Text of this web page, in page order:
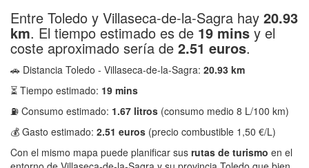
Entre Toledo y Villaseca-de-la-Sagra hay 20.93
km. El tiempo estimado es de 19 minsy el
coste aproximado sería de 2.51 euros.
🚗 Distancia Toledo - Villaseca-de-la-Sagra: 20.93 km
⏳ Tiempo estimado: 19 mins
⛽ Consumo estimado: 1.67 litros (consumo medio 8 L/100 km)
💰 Gasto estimado: 2.51 euros (precio combustible 1,50 €/L)
Con el mismo mapa puede planificar sus rutas de turismo en el